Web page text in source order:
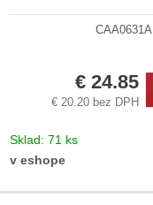
CAA0631A
€ 24.85
€ 20.20 bez DPH
Sklad: 71 ks
v eshope